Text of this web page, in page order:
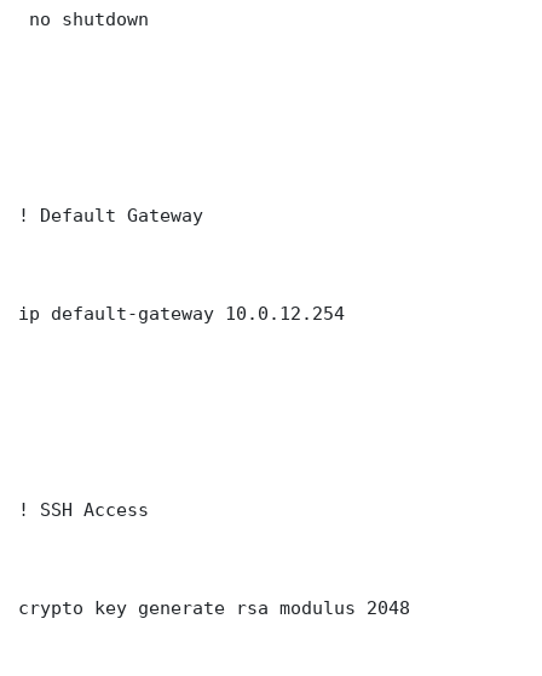
no shutdown
! Default Gateway
ip default-gateway 10.0.12.254
! SSH Access
crypto key generate rsa modulus 2048